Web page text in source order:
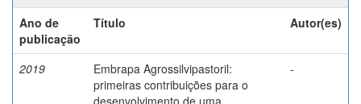
Ano de
publicação
Título Autor(es)
2019
Embrapa Agrossilvipastoril:
primeiras contribuições para o
desenvolvimento de uma
-